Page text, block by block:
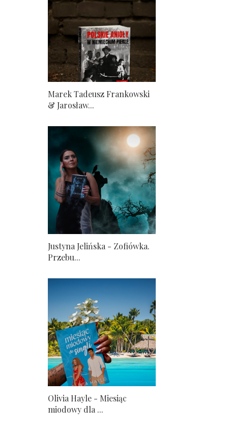
Marek Tadeusz Frankowski
& Jarosław...
Justyna Jelińska - Zofiówka.
Przebu...
Olivia Hayle - Miesiąc
miodowy dla ...